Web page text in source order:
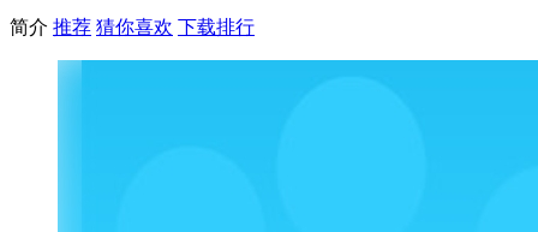
简介 推荐 猜你喜欢 下载排行